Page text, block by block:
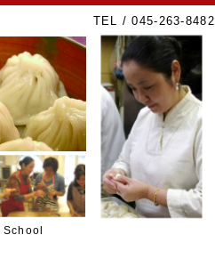
TEL / 045-263-8482